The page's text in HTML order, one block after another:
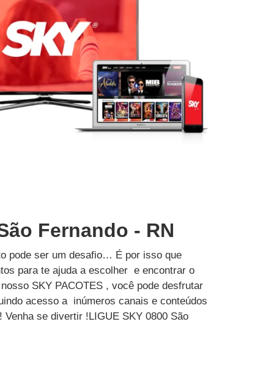
Fernando - RN
pode ser um desafio… É por isso que
para te ajuda a escolher e encontrar o
SKY PACOTES , você pode desfrutar
acesso a inúmeros canais e conteúdos
se divertir !LIGUE SKY 0800 São